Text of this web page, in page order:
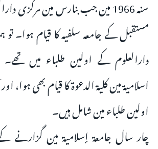
سنہ 1966 مین جب بنارس مین
مستقبل کے جامعہ سلفیہ کا قیام ہوا۔
دارالعلوم کے اولین طلباء میں
اسلامیة مین کلیة الدعوة كا قيام بھی
اولین طلباء مین شامل ہیں۔